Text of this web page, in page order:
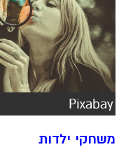
Pixabay
משחקי ילדות
סדנת בצק סוכר/